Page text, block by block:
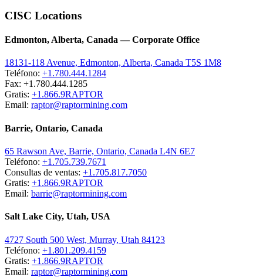
CISC Locations
Edmonton, Alberta, Canada — Corporate Office
18131-118 Avenue, Edmonton, Alberta, Canada T5S 1M8
Teléfono: +1.780.444.1284
Fax: +1.780.444.1285
Gratis: +1.866.9RAPTOR
Email: raptor@raptormining.com
Barrie, Ontario, Canada
65 Rawson Ave, Barrie, Ontario, Canada L4N 6E7
Teléfono: +1.705.739.7671
Consultas de ventas: +1.705.817.7050
Gratis: +1.866.9RAPTOR
Email: barrie@raptormining.com
Salt Lake City, Utah, USA
4727 South 500 West, Murray, Utah 84123
Teléfono: +1.801.209.4159
Gratis: +1.866.9RAPTOR
Email: raptor@raptormining.com